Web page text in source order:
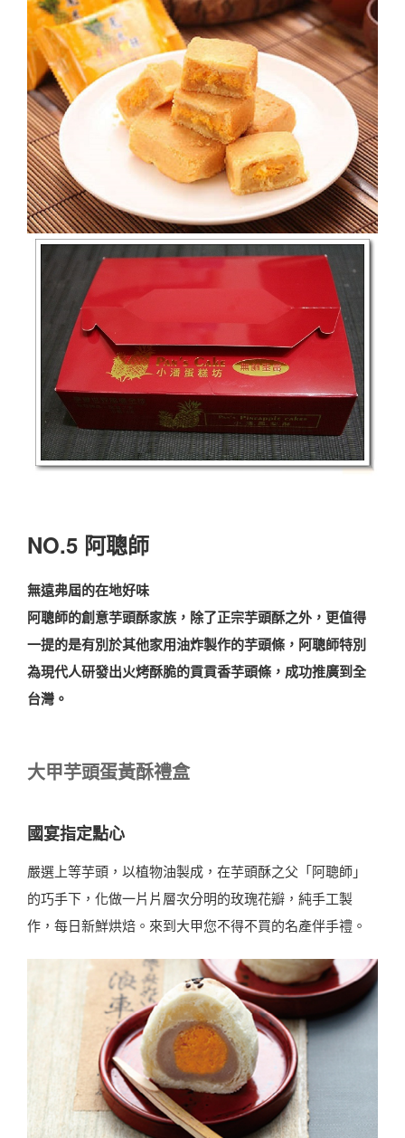
NO.5 阿聰師
無遠弗屆的在地好味
阿聰師的創意芋頭酥家族，除了正宗芋頭酥之外，更值得
一提的是有別於其他家用油炸製作的芋頭條，阿聰師特別
為現代人研發出火烤酥脆的貢貢香芋頭條，成功推廣到全
台灣。
大甲芋頭蛋黃酥禮盒
國宴指定點心
嚴選上等芋頭，以植物油製成，在芋頭酥之父「阿聰師」
的巧手下，化做一片片層次分明的玫瑰花瓣，純手工製
作，每日新鮮烘焙。來到大甲您不得不買的名產伴手禮。